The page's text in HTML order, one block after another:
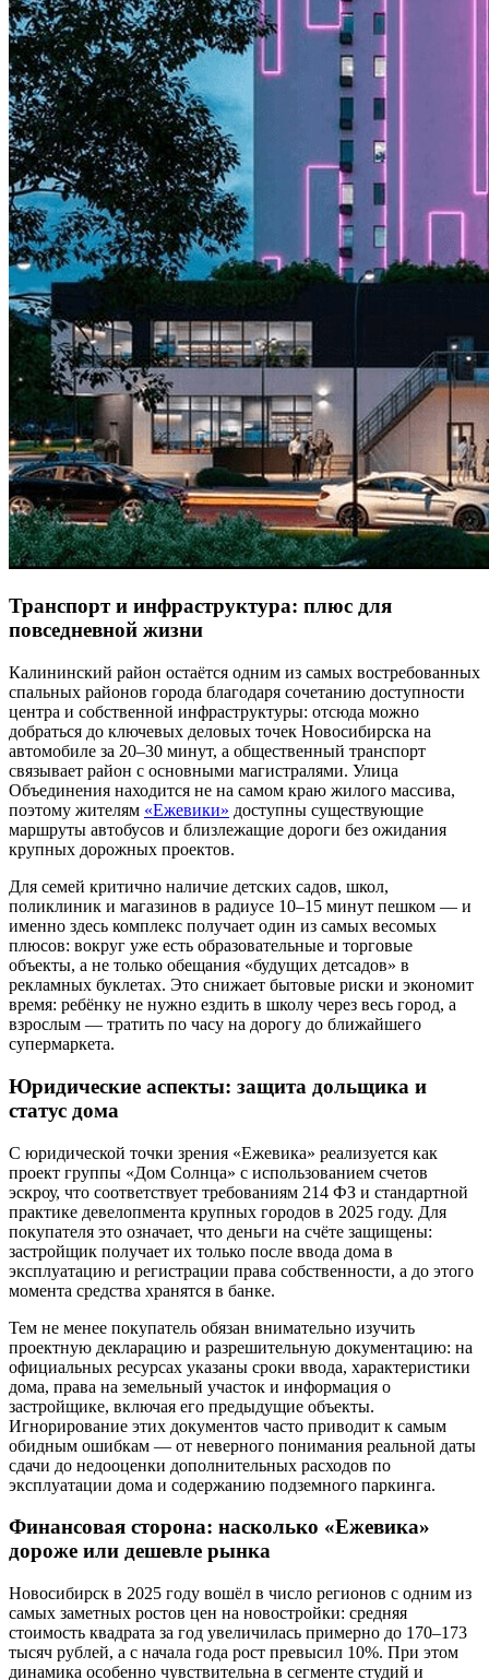
Транспорт и инфраструктура: плюс для
повседневной жизни
Калининский район остаётся одним из самых востребованных
спальных районов города благодаря сочетанию доступности
центра и собственной инфраструктуры: отсюда можно
добраться до ключевых деловых точек Новосибирска на
автомобиле за 20–30 минут, а общественный транспорт
связывает район с основными магистралями. Улица
Объединения находится не на самом краю жилого массива,
поэтому жителям «Ежевики» доступны существующие
маршруты автобусов и близлежащие дороги без ожидания
крупных дорожных проектов.
Для семей критично наличие детских садов, школ,
поликлиник и магазинов в радиусе 10–15 минут пешком — и
именно здесь комплекс получает один из самых весомых
плюсов: вокруг уже есть образовательные и торговые
объекты, а не только обещания «будущих детсадов» в
рекламных буклетах. Это снижает бытовые риски и экономит
время: ребёнку не нужно ездить в школу через весь город, а
взрослым — тратить по часу на дорогу до ближайшего
супермаркета.
Юридические аспекты: защита дольщика и
статус дома
С юридической точки зрения «Ежевика» реализуется как
проект группы «Дом Солнца» с использованием счетов
эскроу, что соответствует требованиям 214 ФЗ и стандартной
практике девелопмента крупных городов в 2025 году. Для
покупателя это означает, что деньги на счёте защищены:
застройщик получает их только после ввода дома в
эксплуатацию и регистрации права собственности, а до этого
момента средства хранятся в банке.
Тем не менее покупатель обязан внимательно изучить
проектную декларацию и разрешительную документацию: на
официальных ресурсах указаны сроки ввода, характеристики
дома, права на земельный участок и информация о
застройщике, включая его предыдущие объекты.
Игнорирование этих документов часто приводит к самым
обидным ошибкам — от неверного понимания реальной даты
сдачи до недооценки дополнительных расходов по
эксплуатации дома и содержанию подземного паркинга.
Финансовая сторона: насколько «Ежевика»
дороже или дешевле рынка
Новосибирск в 2025 году вошёл в число регионов с одним из
самых заметных ростов цен на новостройки: средняя
стоимость квадрата за год увеличилась примерно до 170–173
тысяч рублей, а с начала года рост превысил 10%. При этом
динамика особенно чувствительна в сегменте студий и